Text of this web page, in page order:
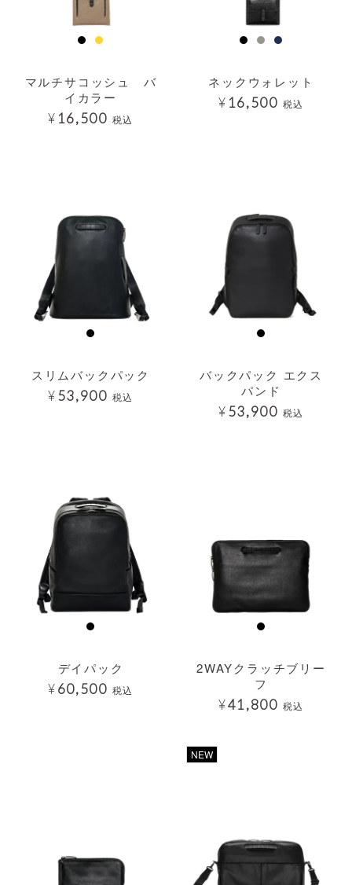
マルチサコッシュ バ
イカラー
¥ 16,500 税込
ネックウォレット
¥ 16,500 税込
スリムバックパック
¥53,900 税込
バックパック エクス
パンド
¥53,900 税込
デイパック
¥60,500 税込
2WAYクラッチブリー
フ
¥41,800 税込
NEW